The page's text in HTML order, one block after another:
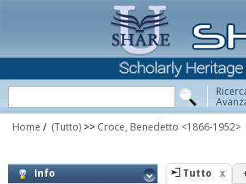
Home / (Tutto) >> Croce, Benedetto <1866-1952>
Info
Tutto